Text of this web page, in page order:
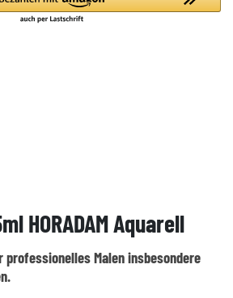
HORADAM Aquarell
professionelles Malen insbesondere